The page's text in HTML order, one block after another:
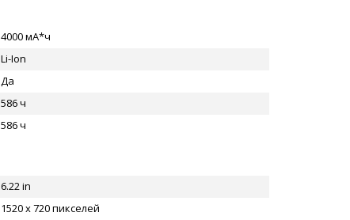
4000 мА*ч
Li-Ion
Да
586 ч
586 ч
6.22 in
1520 x 720 пикселей